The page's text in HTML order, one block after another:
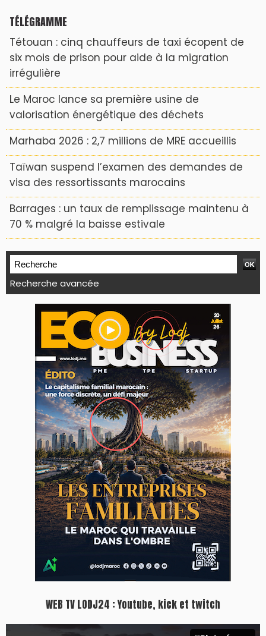
TÉLÉGRAMME
Tétouan : cinq chauffeurs de taxi écopent de
six mois de prison pour aide à la migration
irrégulière
Le Maroc lance sa première usine de
valorisation énergétique des déchets
Marhaba 2026 : 2,7 millions de MRE accueillis
Taïwan suspend l’examen des demandes de
visa des ressortissants marocains
Barrages : un taux de remplissage maintenu à
70 % malgré la baisse estivale
Recherche avancée
WEB TV LODJ24 : Youtube, kick et twitch
Plein écran
BREAKING NEWS 📰 Chargement des actualités...
Inscription à la newsletter
https://www.lodj.ma/CGU_a46.html